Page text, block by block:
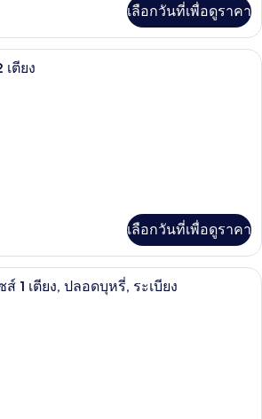
เลือกวันที่เพื่อดูราคา
เตียง
เลือกวันที่เพื่อดูราคา
ห้องพรีเมียร์, เตียงคิงไซส์ 1 เตียง, ป
1 เตียง, ปลอดบุหรี่, ระเบียง